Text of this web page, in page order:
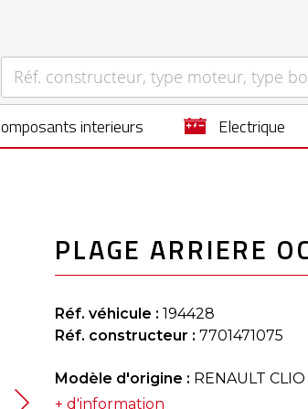
composants interieurs electrique
PLAGE ARRIERE
Réf. véhicule : 194428
Réf. constructeur : 7701471075
Modèle d'origine : RENAULT
+ d'information